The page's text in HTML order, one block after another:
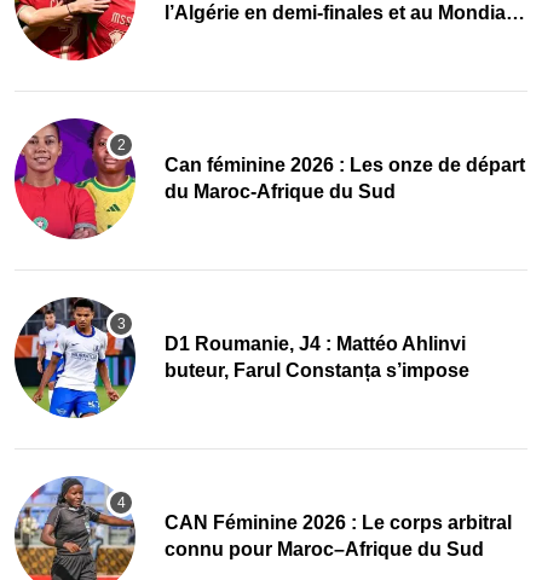
l’Algérie en demi-finales et au Mondial
‎Can féminine 2026 : Les onze de départ
du Maroc-Afrique du Sud
D1 Roumanie, J4 : Mattéo Ahlinvi
buteur, Farul Constanța s’impose
‎CAN Féminine 2026 : Le corps arbitral
connu pour Maroc–Afrique du Sud